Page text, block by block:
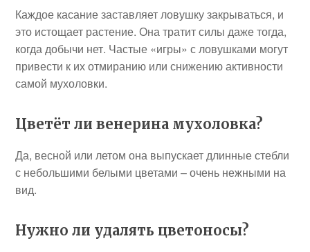
Каждое касание заставляет ловушку закрываться, и
это истощает растение. Она тратит силы даже тогда,
когда добычи нет. Частые «игры» с ловушками могут
привести к их отмиранию или снижению активности
самой мухоловки.
Цветёт ли венерина мухоловка?
Да, весной или летом она выпускает длинные стебли
с небольшими белыми цветами – очень нежными на
вид.
Нужно ли удалять цветоносы?